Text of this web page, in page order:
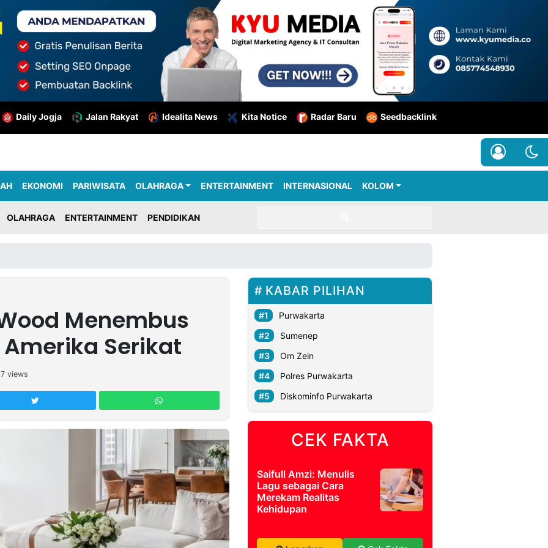
Daily Jogja Jalan Rakyat Idealita News Kita Notice Radar Baru Seedbacklink
EKONOMI PARIWISATA OLAHRAGA ENTERTAINMENT INTERNASIONAL KOLOM
OLAHRAGA ENTERTAINMENT PENDIDIKAN
Menembus
Serikat
views
KABAR PILIHAN
Purwakarta
Sumenep
Om Zein
Polres Purwakarta
Diskominfo Purwakarta
CEK FAKTA
Saifull Amzi: Menulis
Lagu sebagai Cara
Merekam Realitas
Kehidupan